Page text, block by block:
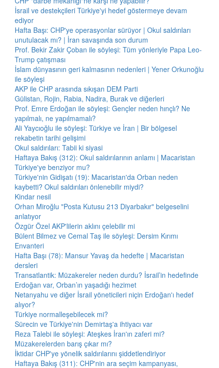
İsrail ve destekçileri Türkiye'yi hedef göstermeye devam
ediyor
Hafta Başı: CHP'ye operasyonlar sürüyor | Okul saldırıları
unutulacak mı? | İran savaşında son durum
Prof. Bekir Zakir Çoban ile söyleşi: Tüm yönleriyle Papa Leo-
Trump çatışması
İslam dünyasının geri kalmasının nedenleri | Yener Orkunoğlu
ile söyleşi
AKP ile CHP arasında sıkışan DEM Parti
Gülistan, Rojin, Rabia, Nadira, Burak ve diğerleri
Prof. Emre Erdoğan ile söyleşi: Gençler neden hınçlı? Ne
yapılmalı, ne yapılmamalı?
Ali Yaycıoğlu ile söyleşi: Türkiye ve İran | Bir bölgesel
rekabetin tarihi gelişimi
Okul saldırıları: Tabii ki siyasi
Haftaya Bakış (312): Okul saldırılarının anlamı | Macaristan
Türkiye'ye benziyor mu?
Türkiye'nin Gidişatı (19): Macaristan'da Orban neden
kaybetti? Okul saldırıları önlenebilir miydi?
Kindar nesil
Orhan Miroğlu "Posta Kutusu 213 Diyarbakır" belgeselini
anlatıyor
Özgür Özel AKP'lilerin aklını çelebilir mi
Bülent Bilmez ve Cemal Taş ile söyleşi: Dersim Kırımı
Envanteri
Hafta Başı (78): Mansur Yavaş da hedefte | Macaristan
dersleri
Transatlantik: Müzakereler neden durdu? İsrail’in hedefinde
Erdoğan var, Orban’ın yaşadığı hezimet
Netanyahu ve diğer İsrail yöneticileri niçin Erdoğan'ı hedef
alıyor?
Türkiye normalleşebilecek mi?
Sürecin ve Türkiye'nin Demirtaş'a ihtiyacı var
Reza Talebi ile söyleşi: Ateşkes İran'ın zaferi mi?
Müzakerelerden barış çıkar mı?
İktidar CHP'ye yönelik saldırılarını şiddetlendiriyor
Haftaya Bakış (311): CHP'nin ara seçim kampanyası,